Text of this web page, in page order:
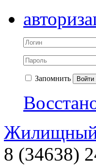
Запомнить Войти
Жилищный
8 (34638)